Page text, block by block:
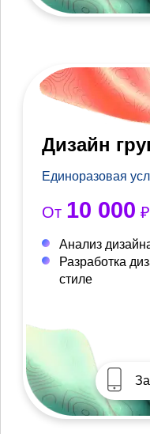
Дизайн
Единоразовая
От 10 000 ₽
Анализ
Разработка
стиле